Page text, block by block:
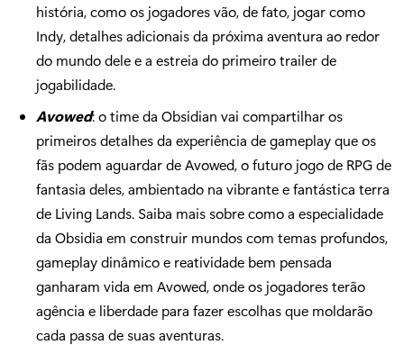
história, como os jogadores vão, de fato, jogar como
Indy, detalhes adicionais da próxima aventura ao redor
do mundo dele e a estreia do primeiro trailer de
jogabilidade.
Avowed: o time da Obsidian vai compartilhar os
primeiros detalhes da experiência de gameplay que os
fãs podem aguardar de Avowed, o futuro jogo de RPG de
fantasia deles, ambientado na vibrante e fantástica terra
de Living Lands. Saiba mais sobre como a especialidade
da Obsidia em construir mundos com temas profundos,
gameplay dinâmico e reatividade bem pensada
ganharam vida em Avowed, onde os jogadores terão
agência e liberdade para fazer escolhas que moldarão
cada passa de suas aventuras.